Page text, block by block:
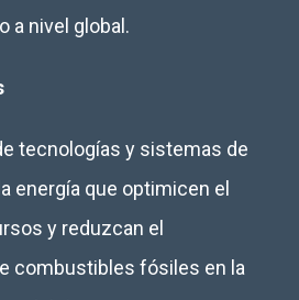
a nivel global.
tecnologías y sistemas de
energía que optimicen el
y reduzcan el
combustibles fósiles en la